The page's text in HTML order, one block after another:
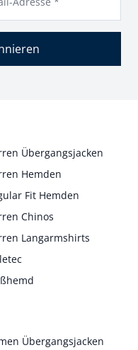
Übergangsjacken
Hemden
Fit Hemden
Chinos
Langarmshirts
Übergangsjacken